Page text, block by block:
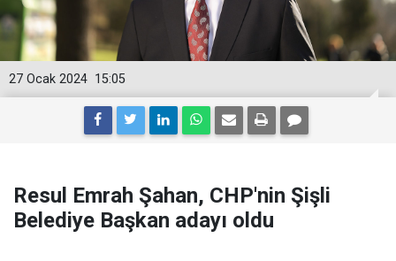
15:05
27 Ocak 2024
Resul Emrah Şahan, CHP'nin Şişli
Belediye Başkan adayı oldu